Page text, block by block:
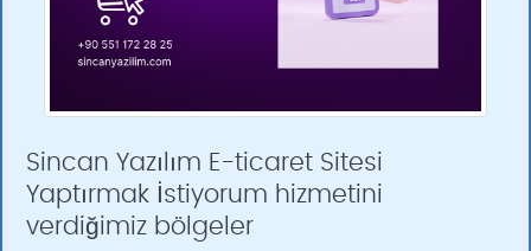
Sincan Yazılım E-ticaret Sitesi
Yaptırmak İstiyorum hizmetini
verdiğimiz bölgeler